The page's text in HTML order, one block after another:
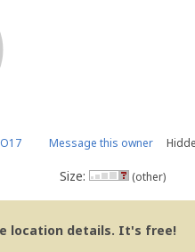
Message this owner
Size: (other)
location details. It's free!